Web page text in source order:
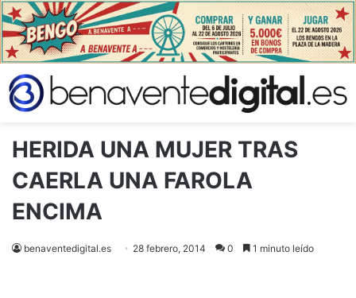
HERIDA UNA MUJER TRAS
CAERLA UNA FAROLA
ENCIMA
benaventedigital.es 28 febrero, 2014 0 1 minuto leído